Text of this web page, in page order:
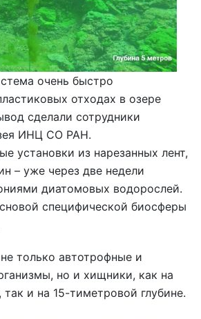
очень быстро
отходах в озере
сделали сотрудники
ИНЦ СО РАН.
установки из нарезанных лент,
– уже через две недели
диатомовых водорослей.
специфической биосферы
только автотрофные и
но и хищники, как на
так и на 15-тиметровой глубине.